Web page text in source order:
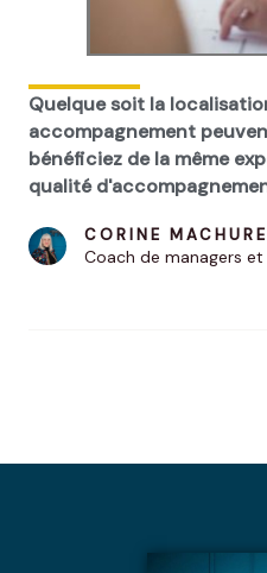
Quelque soit la
accompagnement
bénéficiez de la même
qualité
CORINE
Coach de managers